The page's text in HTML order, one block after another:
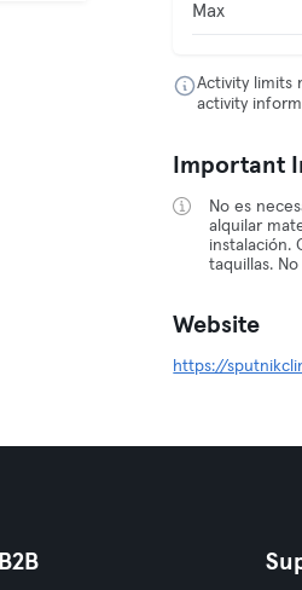
Max
Activity limits
activity
Important
No es
alquilar
instalación.
taquillas.
Website
https://
B2B